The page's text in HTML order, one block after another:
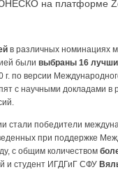
на платформе
в различных номинациях
были выбраны 16
г. по версии
с научными докладами в
стали победители
при поддержке
с общим количеством
и студент ИГДГиГ СФУ